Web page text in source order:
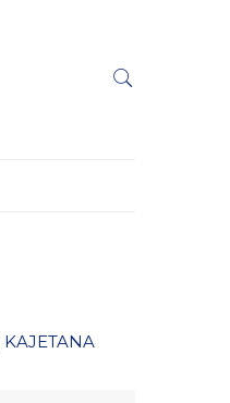
KAJETANA